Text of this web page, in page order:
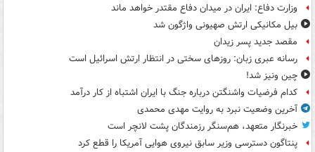
وزارت دفاع: ایران در میدان دفاع مقتدر خواهد ماند
بیل مکانیکی ارتش صهیونی واژگون شد
مقصد جدید پسر زیدان
رسانه عبری زبان: روزهای سختی در انتظار ارتش اسرائیل است
چین ونیز شد!
کدام فرضیات واشنگتن درباره جنگ با ایران اشتباه از کار درآمد
آخرین وضعیت نبرد به روایت مهدی محمدی
خبرنگار متعهد، هم‌سنگر رزمندگان پشت لانچر است
پنتاگون دسترسی وزیر سابق نیروی هوایی آمریکا را قطع کرد